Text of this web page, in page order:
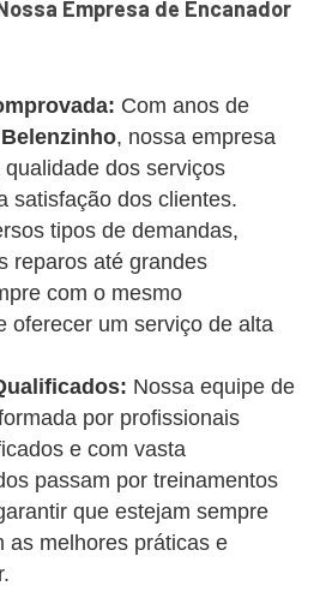
Empresa de Encanador
Com anos de
Belenzinho, nossa empresa
dos serviços
satisfação dos clientes.
tipos de demandas,
reparos até grandes
com o mesmo
oferecer um serviço de alta
Nossa equipe de
por profissionais
e com vasta
passam por treinamentos
que estejam sempre
as melhores práticas e